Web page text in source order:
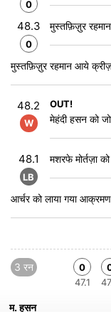
0
48.3
0
मुस्तफ़िज़ुर
मुस्तफ़िज़ुर रहमान आये
48.2
W
OUT!
मेहंदी हसन को
48.1
LB
मशरफे मोर्तज़ा
आर्चर को लाया गया
3 रन
0
47.1
म. हसन